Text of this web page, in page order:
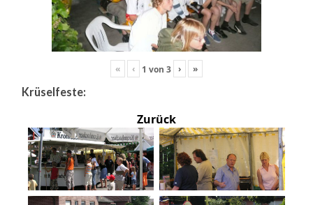
« ‹ 1 von 3 › »
Krüselfeste:
Zurück